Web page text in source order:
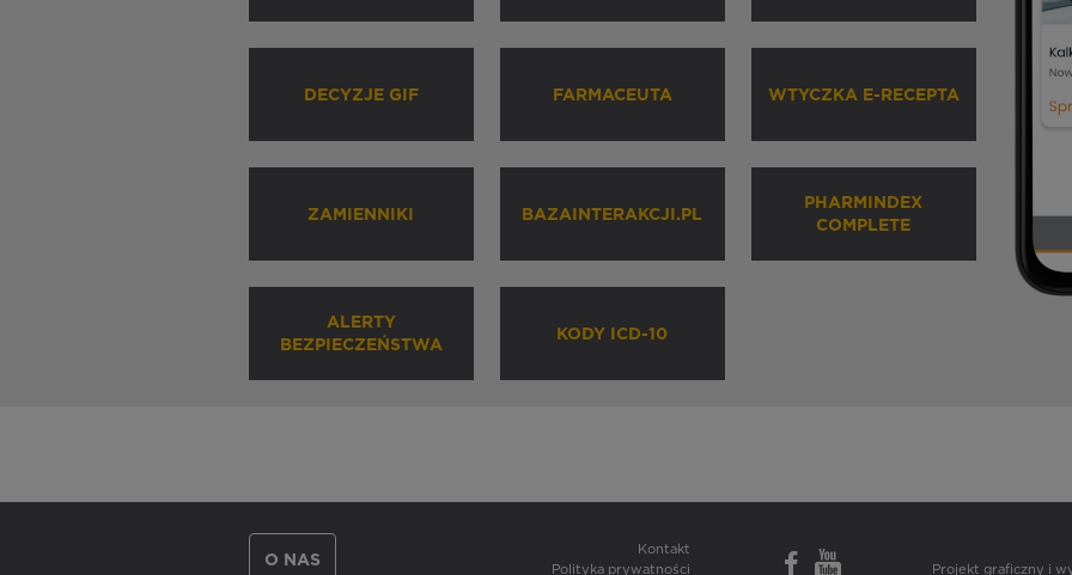
DECYZJE GIF FARMACEUTA WTYCZKA E-RECEPTA
ZAMIENNIKI BAZAINTERAKCJI.PL
PHARMINDEX
COMPLETE
ALERTY
BEZPIECZEŃSTWA
KODY ICD-10
O NAS
Kontakt
Polityka prywatności
Projekt graficzny i